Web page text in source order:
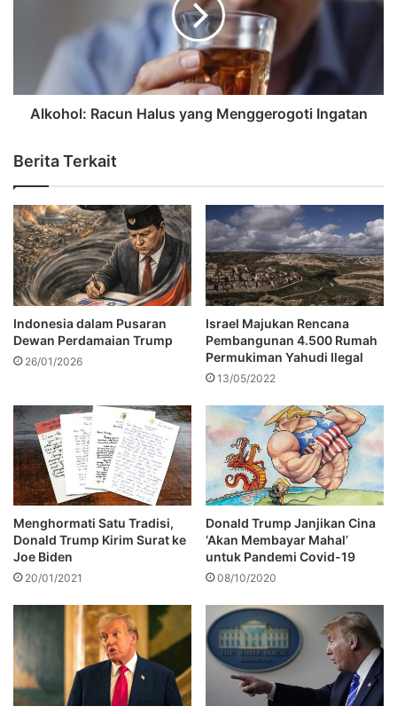
Alkohol: Racun Halus yang Menggerogoti Ingatan
Berita Terkait
Indonesia dalam Pusaran
Dewan Perdamaian Trump
26/01/2026
Israel Majukan Rencana
Pembangunan 4.500 Rumah
Permukiman Yahudi Ilegal
13/05/2022
Menghormati Satu Tradisi,
Donald Trump Kirim Surat ke
Joe Biden
20/01/2021
Donald Trump Janjikan Cina
‘Akan Membayar Mahal’
untuk Pandemi Covid-19
08/10/2020